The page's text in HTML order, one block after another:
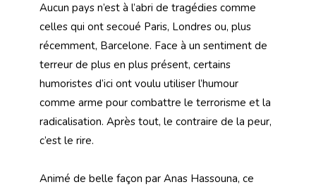
Aucun pays n’est à l’abri de tragédies comme
celles qui ont secoué Paris, Londres ou, plus
récemment, Barcelone. Face à un sentiment de
terreur de plus en plus présent, certains
humoristes d’ici ont voulu utiliser l’humour
comme arme pour combattre le terrorisme et la
radicalisation. Après tout, le contraire de la peur,
c’est le rire.
Animé de belle façon par Anas Hassouna, ce